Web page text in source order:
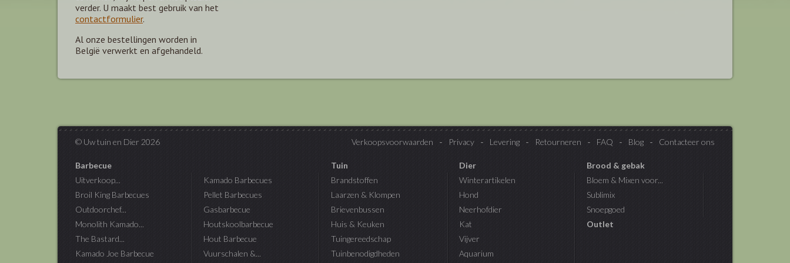
verder. U maakt best gebruik van het
contactformulier.
Al onze bestellingen worden in
België verwerkt en afgehandeld.
© Uw tuin en Dier 2026 Verkoopsvoorwaarden Privacy Levering Retourneren FAQ Blog Contacteer ons
Barbecue
Uitverkoop...
Broil King Barbecues
Outdoorchef...
Monolith Kamado...
The Bastard...
Kamado Joe Barbecue
Kamado Barbecues
Pellet Barbecues
Gasbarbecue
Houtskoolbarbecue
Hout Barbecue
Vuurschalen &...
Tuin
Brandstoffen
Laarzen & Klompen
Brievenbussen
Huis & Keuken
Tuingereedschap
Tuinbenodigdheden
Dier
Winterartikelen
Hond
Neerhofdier
Kat
Vijver
Aquarium
Brood & gebak
Bloem & Mixen voor...
Sublimix
Snoepgoed
Outlet